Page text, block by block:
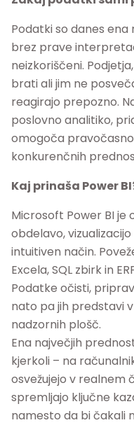
Podatki so danes
brez prave
neizkoriščeni.
brati ali jim ne
reagirajo prepozno.
poslovno analitiko,
omogoča
konkurenčnih
Kaj prinaša Power
Microsoft Power BI je
obdelavo,
intuitiven način.
Excela, SQL zbirk in
Podatke očisti,
nato pa jih predstavi
nadzornih plošč.
Ena največjih
kjerkoli – na
osvežujejo v realnem
spremljajo ključne
namesto da bi čakali